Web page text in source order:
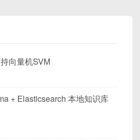
向量机SVM
+ Elasticsearch 本地知识库